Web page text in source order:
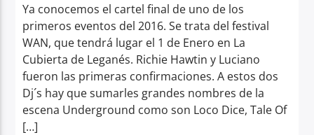
Ya conocemos el cartel final de uno de los
primeros eventos del 2016. Se trata del festival
WAN, que tendrá lugar el 1 de Enero en La
Cubierta de Leganés. Richie Hawtin y Luciano
fueron las primeras confirmaciones. A estos dos
Dj´s hay que sumarles grandes nombres de la
escena Underground como son Loco Dice, Tale Of
[…]